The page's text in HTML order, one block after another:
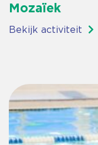
Mozaïek
Bekijk activiteit